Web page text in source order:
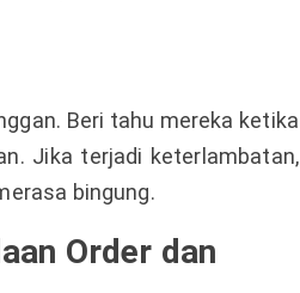
Beri tahu mereka ketika
Jika terjadi keterlambatan,
bingung.
Order dan